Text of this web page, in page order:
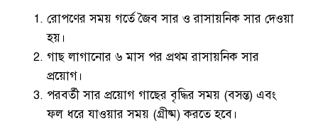
রোপণের সময় গর্তে জৈব সার ও রাসায়নিক সার দেওয়া
হয়।
গাছ লাগানোর ৬ মাস পর প্রথম রাসায়নিক সার
প্রয়োগ।
পরবর্তী সার প্রয়োগ গাছের বৃদ্ধির সময় (বসন্ত) এবং
ফল ধরে যাওয়ার সময় (গ্রীষ্ম) করতে হবে।